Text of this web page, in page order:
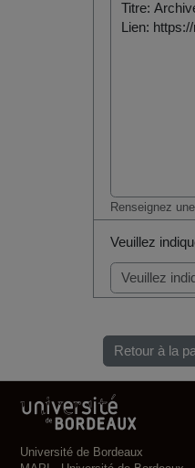
Renseignez
Veuillez
Retour à la
Université de Bordeaux